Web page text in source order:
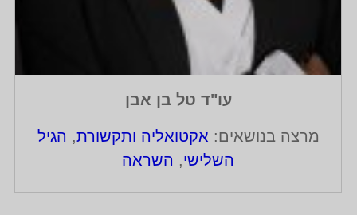
עו"ד טל בן אבן
מרצה בנושאים: אקטואליה ותקשורת, הגיל
השלישי, השראה